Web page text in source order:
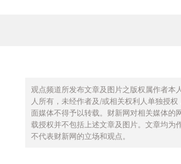
观点频道所发布文章及图片之版权属作者本
人所有，未经作者及/或相关权利人单独授权
面媒体不得予以转载。财新网对相关媒体的
载授权并不包括上述文章及图片。文章均为
不代表财新网的立场和观点。